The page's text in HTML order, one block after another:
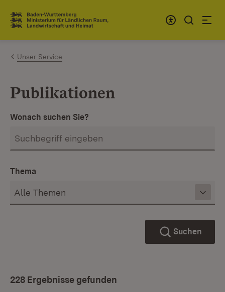
Zum Inhalt springen
Link zur Startseite
Unser Service
Publikationen
Wonach suchen Sie?
Thema
Suchen
228 Ergebnisse gefunden